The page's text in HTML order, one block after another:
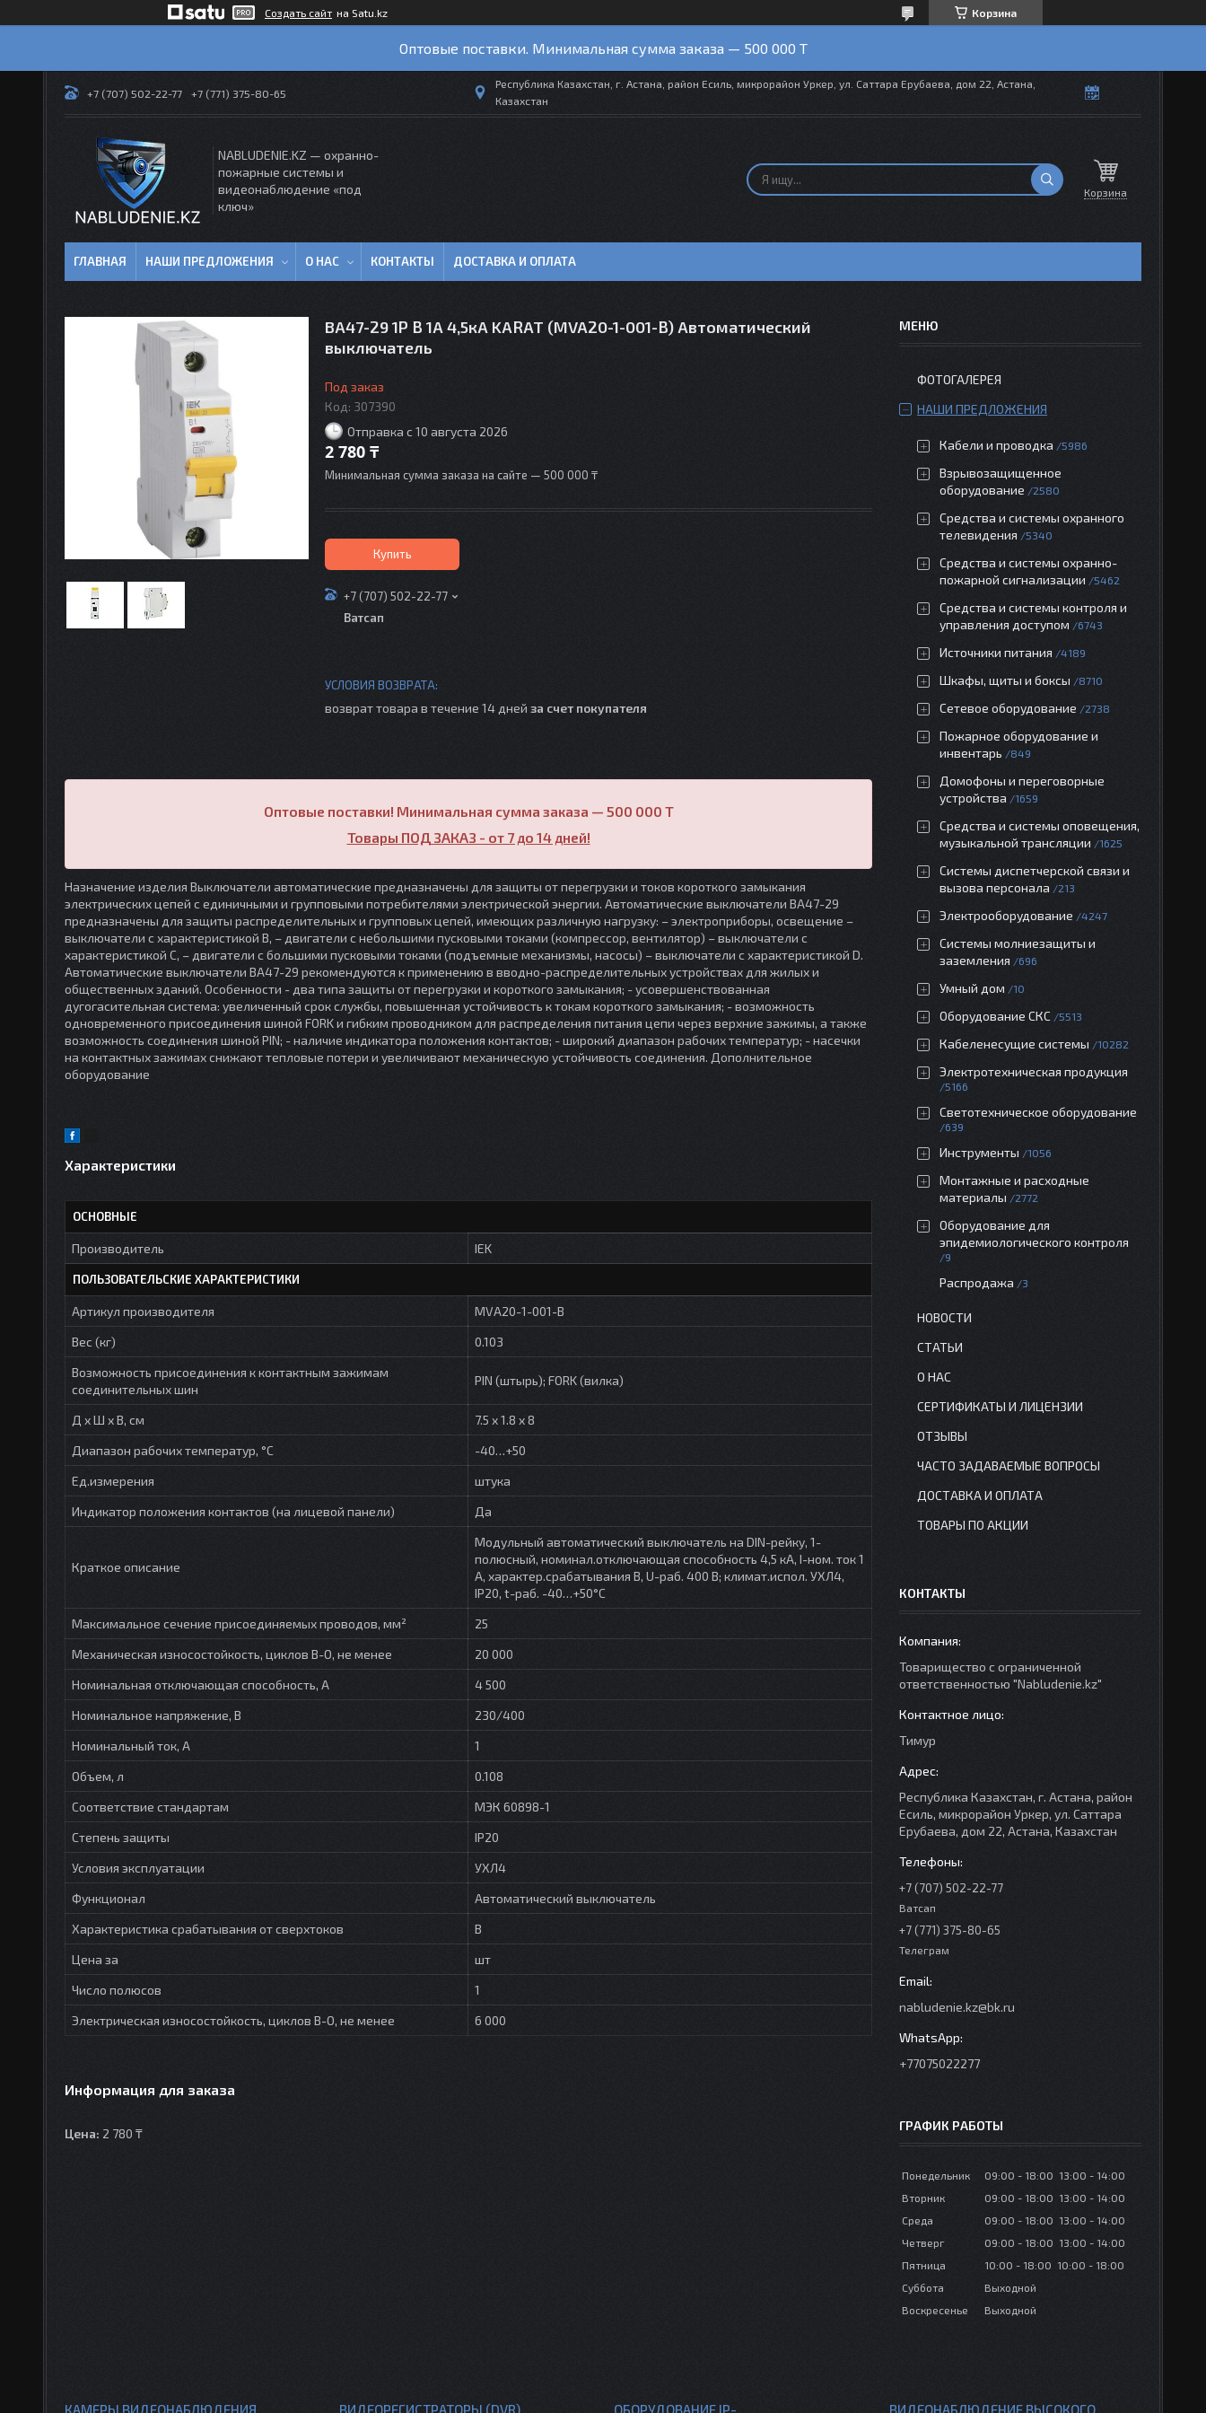
Создать сайт на Satu.kz Корзина
Оптовые поставки. Минимальная сумма заказа — 500 000 T
+7 (707) 502-22-77 +7 (771) 375-80-65
Республика Казахстан, г. Астана, район Есиль, микрорайон Уркер, ул. Саттара Ерубаева, дом 22, Астана,
Казахстан
NABLUDENIE.KZ — охранно-
пожарные системы и
видеонаблюдение «под
ключ»
Корзина
ГЛАВНАЯ НАШИ ПРЕДЛОЖЕНИЯ О НАС КОНТАКТЫ ДОСТАВКА И ОПЛАТА
ВА47-29 1P B 1А 4,5кА KARAT (MVA20-1-001-B) Автоматический
выключатель
Под заказ
Код: 307390
Отправка с 10 августа 2026
2 780 ₸
Минимальная сумма заказа на сайте — 500 000 ₸
Купить
+7 (707) 502-22-77
Ватсап
возврат товара в течение 14 дней за счет покупателя
Оптовые поставки! Минимальная сумма заказа — 500 000 T
Товары ПОД ЗАКАЗ - от 7 до 14 дней!
Назначение изделия Выключатели автоматические предназначены для защиты от перегрузки и токов короткого замыкания
электрических цепей с единичными и групповыми потребителями электрической энергии. Автоматические выключатели ВА47-29
предназначены для защиты распределительных и групповых цепей, имеющих различную нагрузку: – электроприборы, освещение –
выключатели с характеристикой В, – двигатели с небольшими пусковыми токами (компрессор, вентилятор) – выключатели с
характеристикой C, – двигатели с большими пусковыми токами (подъемные механизмы, насосы) – выключатели с характеристикой D.
Автоматические выключатели ВА47-29 рекомендуются к применению в вводно-распределительных устройствах для жилых и
общественных зданий. Особенности - два типа защиты от перегрузки и короткого замыкания; - усовершенствованная
дугогасительная система: увеличенный срок службы, повышенная устойчивость к токам короткого замыкания; - возможность
одновременного присоединения шиной FORK и гибким проводником для распределения питания цепи через верхние зажимы, а также
возможность соединения шиной PIN; - наличие индикатора положения контактов; - широкий диапазон рабочих температур; - насечки
на контактных зажимах снижают тепловые потери и увеличивают механическую устойчивость соединения. Дополнительное
оборудование
Характеристики
ОСНОВНЫЕ
Производитель IEK
ПОЛЬЗОВАТЕЛЬСКИЕ ХАРАКТЕРИСТИКИ
Артикул производителя
MVA20-1-001-B
Вес (кг)
0.103
Возможность присоединения к контактным зажимам
соединительных шин
PIN (штырь); FORK (вилка)
Д х Ш х В, см
7.5 x 1.8 x 8
Диапазон рабочих температур, °С
-40…+50
Ед.измерения
штука
Индикатор положения контактов (на лицевой панели)
Да
Краткое описание
Модульный автоматический выключатель на DIN-рейку, 1-
полюсный, номинал.отключающая способность 4,5 кА, I-ном. ток 1
A, характер.срабатывания B, U-раб. 400 В; климат.испол. УХЛ4,
IP20, t-раб. -40…+50°C
Максимальное сечение присоединяемых проводов, мм²
25
Механическая износостойкость, циклов В-О, не менее
20 000
Номинальная отключающая способность, А
4 500
Номинальное напряжение, В
230/400
Номинальный ток, А
1
Объем, л
0.108
Соответствие стандартам
МЭК 60898-1
Степень защиты
IP20
Условия эксплуатации
УХЛ4
Функционал
Автоматический выключатель
Характеристика срабатывания от сверхтоков
В
Цена за
шт
Число полюсов
1
Электрическая износостойкость, циклов В-О, не менее
6 000
Информация для заказа
Цена: 2 780 ₸
ФОТОГАЛЕРЕЯ
НАШИ ПРЕДЛОЖЕНИЯ
Кабели и проводка 5986
Взрывозащищенное
оборудование
2580
Средства и системы охранного
телевидения
5340
Средства и системы охранно-
пожарной сигнализации
5462
Средства и системы контроля и
управления доступом
6743
Источники питания 4189
Шкафы, щиты и боксы 8710
Сетевое оборудование 2738
Пожарное оборудование и
инвентарь
849
Домофоны и переговорные
устройства
1659
Средства и системы оповещения,
музыкальной трансляции
1625
Системы диспетчерской связи и
вызова персонала
213
Электрооборудование 4247
Системы молниезащиты и
заземления
696
Умный дом 10
Оборудование СКС 5513
Кабеленесущие системы 10282
Электротехническая продукция
5166
Светотехническое оборудование
639
Инструменты 1056
Монтажные и расходные
материалы
2772
Оборудование для
эпидемиологического контроля
9
Распродажа 3
НОВОСТИ
СТАТЬИ
О НАС
СЕРТИФИКАТЫ И ЛИЦЕНЗИИ
ОТЗЫВЫ
ЧАСТО ЗАДАВАЕМЫЕ ВОПРОСЫ
ДОСТАВКА И ОПЛАТА
ТОВАРЫ ПО АКЦИИ
КОНТАКТЫ
Товарищество с ограниченной
ответственностью "Nabludenie.kz"
Тимур
Республика Казахстан, г. Астана, район
Есиль, микрорайон Уркер, ул. Саттара
Ерубаева, дом 22, Астана, Казахстан
+7 (707) 502-22-77
Ватсап
+7 (771) 375-80-65
Телеграм
nabludenie.kz@bk.ru
+77075022277
ГРАФИК РАБОТЫ
Понедельник 09:00 18:00 13:00
14:00
Вторник
09:00 18:00 13:00
14:00
Среда
09:00 18:00 13:00
14:00
Четверг
09:00 18:00 13:00
14:00
Пятница
10:00 18:00 10:00
18:00
Суббота
Выходной
Воскресенье
Выходной
КАМЕРЫ ВИДЕОНАБЛЮДЕНИЯ ВИДЕОРЕГИСТРАТОРЫ (DVR) ОБОРУДОВАНИЕ IP- ВИДЕОНАБЛЮДЕНИЕ ВЫСОКОГО